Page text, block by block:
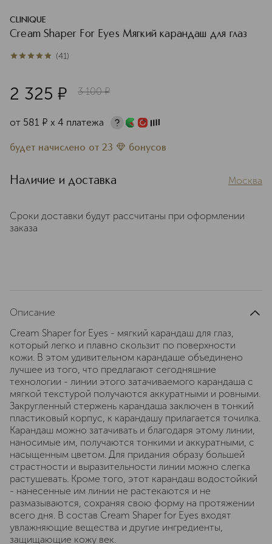
CLINIQUE
Cream Shaper For Eyes Мягкий карандаш для глаз
5из 541 (41)
2 325 ¤ 3 100 ¤
от 581 ¤ х 4 платежа
будет начислено от 23 бонусов
Наличие и доставка Москва
Сроки доставки будут рассчитаны при оформлении
заказа
Описание
Cream Shaper for Eyes - мягкий карандаш для глаз,
который легко и плавно скользит по поверхности
кожи. В этом удивительном карандаше объединено
лучшее из того, что предлагают сегодняшние
технологии - линии этого затачиваемого карандаша с
мягкой текстурой получаются аккуратными и ровными.
Закругленный стержень карандаша заключен в тонкий
пластиковый корпус, к карандашу прилагается точилка.
Карандаш можно затачивать и благодаря этому линии,
наносимые им, получаются тонкими и аккуратными, с
насыщенным цветом. Для придания образу большей
страстности и выразительности линии можно слегка
растушевать. Кроме того, этот карандаш водостойкий
- нанесенные им линии не растекаются и не
размазываются, сохраняя свою форму на протяжении
всего дня. В состав Cream Shaper for Eyes входят
увлажняющие вещества и другие ингредиенты,
защищающие кожу век.